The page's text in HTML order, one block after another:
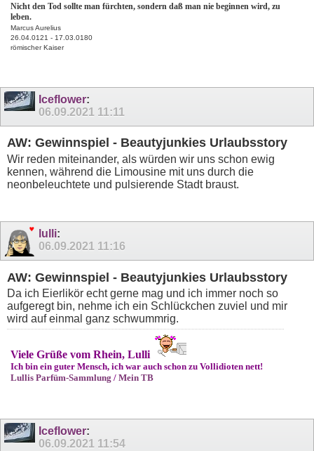
Nicht den Tod sollte man fürchten, sondern daß man nie beginnen wird, zu
leben.
Marcus Aurelius
26.04.0121 - 17.03.0180
römischer Kaiser
Iceflower:
06.09.2021 11:11
AW: Gewinnspiel - Beautyjunkies Urlaubsstory
Wir reden miteinander, als würden wir uns schon ewig
kennen, während die Limousine mit uns durch die
neonbeleuchtete und pulsierende Stadt braust.
lulli:
06.09.2021 11:16
AW: Gewinnspiel - Beautyjunkies Urlaubsstory
Da ich Eierlikör echt gerne mag und ich immer noch so
aufgeregt bin, nehme ich ein Schlückchen zuviel und mir
wird auf einmal ganz schwummrig.
Viele Grüße vom Rhein, Lulli
Ich bin ein guter Mensch, ich war auch schon zu Vollidioten nett!
Lullis Parfüm-Sammlung / Mein TB
Iceflower:
06.09.2021 11:54